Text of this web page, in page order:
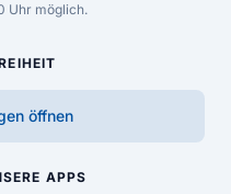
Uhr möglich.
öffnen
APPS